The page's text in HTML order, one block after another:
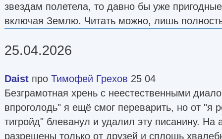
звездам полетела, то давно бы уже
включая Землю. Читать можно, лишь
25.04.2026
Daist про Тимофей Грехов 25 04
Безграмотная хрень с неестественными
впроголодь" я ещё смог переварить, но от "я
тигройд" блеванул и удалил эту писанину. На
разрешены только от друзей и сплошь